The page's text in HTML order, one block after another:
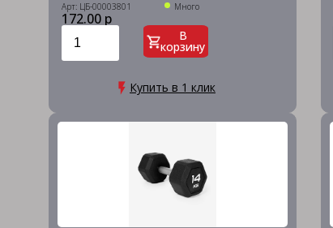
Арт: ЦБ-00003801 Много
172.00 р
В
корзину
Купить в 1 клик